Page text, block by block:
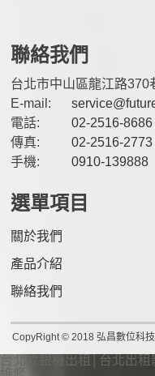
聯絡我們
台北市中山區龍江路370
E-mail:
電話:
02-2516-8686
傳真:
02-2516-2773
手機:
0910-139888
選單項目
關於我們
產品介紹
聯絡我們
CopyRight © 2018 弘昌數位科
台北收銀機出租│台北出
維修